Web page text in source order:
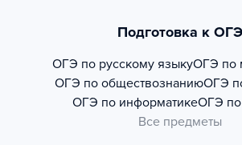
Подготовка к ОГЭ
ОГЭ по русскому языкуОГЭ по
ОГЭ по обществознаниюОГЭ
ОГЭ по информатикеОГЭ
Все предметы